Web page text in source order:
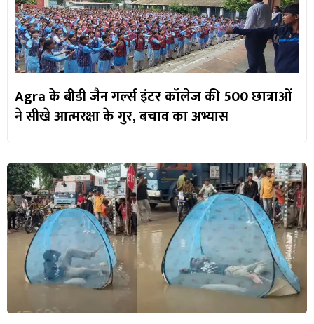
Agra के बीडी जैन गर्ल्स इंटर कॉलेज की 500 छात्राओं
ने सीखे आत्मरक्षा के गुर, बचाव का अभ्यास